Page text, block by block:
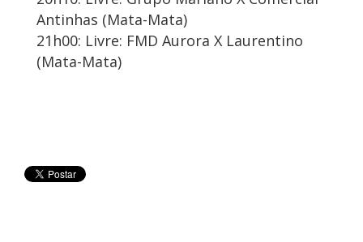
Antinhas (Mata-Mata)
21h00: Livre: FMD Aurora X Laurentino
(Mata-Mata)